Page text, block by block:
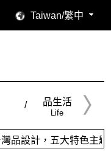
Taiwan/繁中
品生活
Life
視覺配色，帶給你最